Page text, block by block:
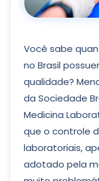
Você sabe
no Brasil
qualidade?
da Sociedade
Medicina
que o controle
laboratoriais,
adotado pela